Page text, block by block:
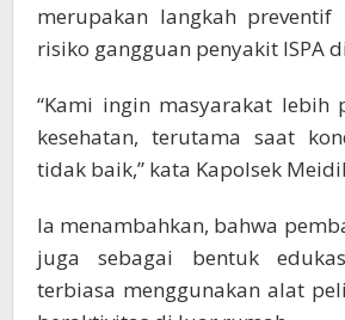
merupakan langkah preventif
risiko gangguan penyakit ISPA
“Kami ingin masyarakat lebih
kesehatan, terutama saat
tidak baik,” kata Kapolsek
Ia menambahkan, bahwa
juga sebagai bentuk
terbiasa menggunakan alat